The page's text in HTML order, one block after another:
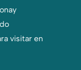
visitar en